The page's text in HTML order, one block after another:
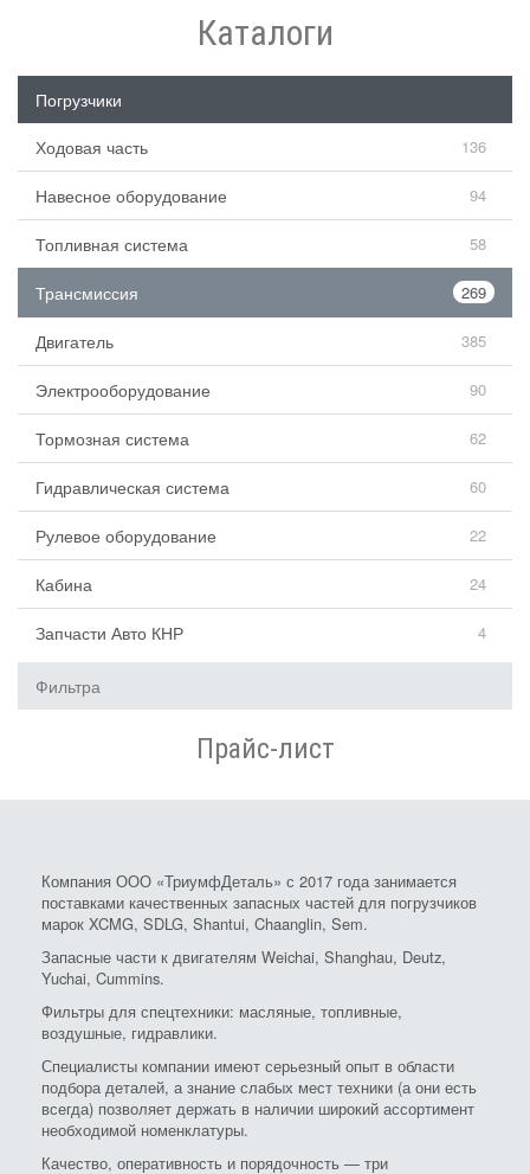
Каталоги
Погрузчики
Ходовая часть
136
Навесное оборудование 94
Топливная система 58
Трансмиссия 269
Двигатель 385
Электрооборудование 90
Тормозная система 62
Гидравлическая система 60
Рулевое оборудование 22
Кабина 24
Запчасти Авто КНР 4
Фильтра
Прайс-лист
Компания ООО «ТриумфДеталь» с 2017 года занимается
поставками качественных запасных частей для погрузчиков
марок XCMG, SDLG, Shantui, Chaanglin, Sem.
Запасные части к двигателям Weichai, Shanghau, Deutz,
Yuchai, Cummins.
Фильтры для спецтехники: масляные, топливные,
воздушные, гидравлики.
Специалисты компании имеют серьезный опыт в области
подбора деталей, а знание слабых мест техники (а они есть
всегда) позволяет держать в наличии широкий ассортимент
необходимой номенклатуры.
Качество, оперативность и порядочность — три